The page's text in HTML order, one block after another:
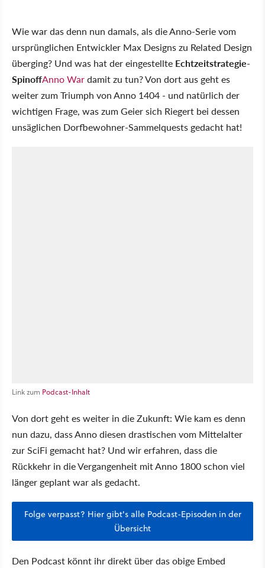
Wie war das denn nun damals, als die Anno-Serie vom
ursprünglichen Entwickler Max Designs zu Related Design
überging? Und was hat der eingestellte Echtzeitstrategie-
SpinoffAnno Wardamit zu tun? Von dort aus geht es
weiter zum Triumph von Anno 1404 - und natürlich der
wichtigen Frage, was zum Geier sich Riegert bei dessen
unsäglichen Dorfbewohner-Sammelquests gedacht hat!
Link zum Podcast-Inhalt
Von dort geht es weiter in die Zukunft: Wie kam es denn
nun dazu, dass Anno diesen drastischen vom Mittelalter
zur SciFi gemacht hat? Und wir erfahren, dass die
Rückkehr in die Vergangenheit mit Anno 1800 schon viel
länger geplant war als gedacht.
Folge verpasst? Hier gibt's alle Podcast-Episoden in der
Übersicht
Den Podcast könnt ihr direkt über das obige Embed